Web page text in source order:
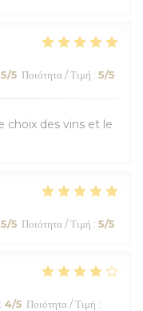
5/5 Ποιότητα / Τιμή : 5/5
choix des vins et le
5/5 Ποιότητα / Τιμή : 5/5
: 4/5 Ποιότητα / Τιμή :